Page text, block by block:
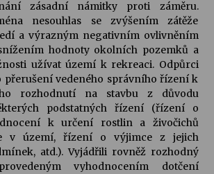
17. 7. 2026
prázdnin
14. 7. 2026
kulturou kousek za Humpolec. V Želivě ožije
Josefa Čapka
13. 7. 2026
zásadní námitky proti záměru.
nesouhlas se zvýšením zátěže
a výrazným negativním ovlivněním
hodnoty okolních pozemků a
užívat území k rekreaci. Odpůrci
přerušení vedeného správního řízení k
rozhodnutí na stavbu z důvodu
podstatných řízení (řízení o
k určení rostlin a živočichů
v území, řízení o výjimce z jejich
atd.). Vyjádřili rovněž rozhodný
vyhodnocením dotčení